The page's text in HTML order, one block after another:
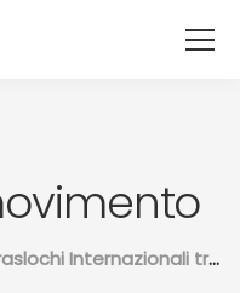
Ptrans Transport Company & Traslochi Internazionali tra il Marocco e il resto del mondo